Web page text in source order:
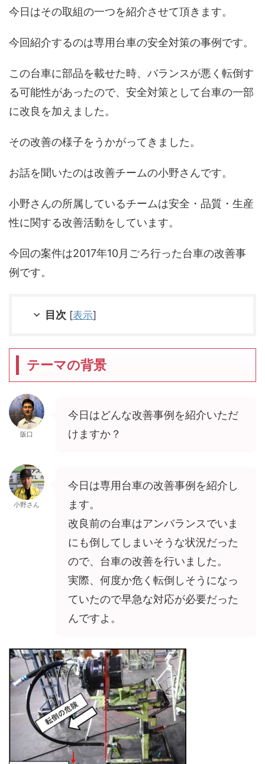
今日はその取組の一つを紹介させて頂きます。
今回紹介するのは専用台車の安全対策の事例です。
この台車に部品を載せた時、バランスが悪く転倒す
る可能性があったので、安全対策として台車の一部
に改良を加えました。
その改善の様子をうかがってきました。
お話を聞いたのは改善チームの小野さんです。
小野さんの所属しているチームは安全・品質・生産
性に関する改善活動をしています。
今回の案件は2017年10月ごろ行った台車の改善事
例です。
目次 [表示]
テーマの背景
阪口
今日はどんな改善事例を紹介いただ
けますか？
小野さん
今日は専用台車の改善事例を紹介し
ます。
改良前の台車はアンバランスでいま
にも倒してしまいそうな状況だった
ので、台車の改善を行いました。
実際、何度か危く転倒しそうになっ
ていたので早急な対応が必要だった
んですよ。